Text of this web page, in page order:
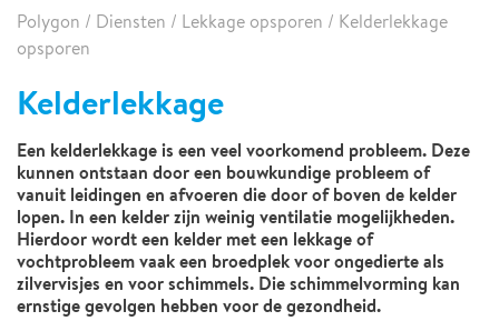
Polygon / Diensten / Lekkage opsporen / Kelderlekkage
opsporen
Kelderlekkage
Een kelderlekkage is een veel voorkomend probleem. Deze
kunnen ontstaan door een bouwkundige probleem of
vanuit leidingen en afvoeren die door of boven de kelder
lopen. In een kelder zijn weinig ventilatie mogelijkheden.
Hierdoor wordt een kelder met een lekkage of
vochtprobleem vaak een broedplek voor ongedierte als
zilvervisjes en voor schimmels. Die schimmelvorming kan
ernstige gevolgen hebben voor de gezondheid.